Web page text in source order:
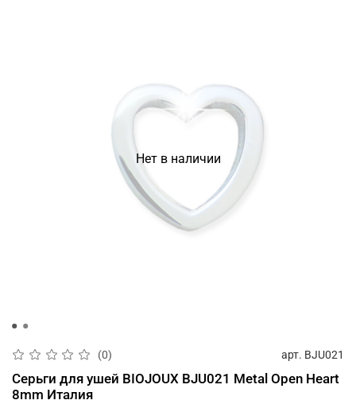
Нет в наличии
(0) арт. BJU021
Серьги для ушей BIOJOUX BJU021 Metal Open Heart
8mm Италия